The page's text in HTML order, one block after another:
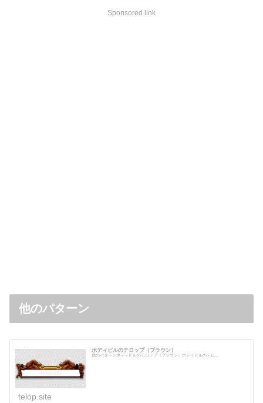
Sponsored link
他のパターン
ボディビルのテロップ（ブラウン）
他のパターンボディビルのテロップ（ブラウン）ボディビルのテロ...
telop.site